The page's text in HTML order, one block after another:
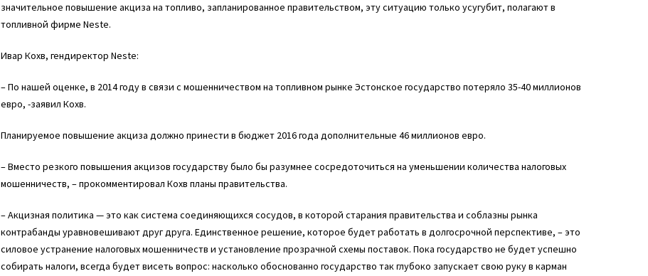
значительное повышение акциза на топливо, запланированное правительством, эту ситуацию только усугубит, полагают в
топливной фирме Neste.
Ивар Кохв, гендиректор Neste:
– По нашей оценке, в 2014 году в связи с мошенничеством на топливном рынке Эстонское государство потеряло 35-40 миллионов
евро, -заявил Кохв.
Планируемое повышение акциза должно принести в бюджет 2016 года дополнительные 46 миллионов евро.
– Вместо резкого повышения акцизов государству было бы разумнее сосредоточиться на уменьшении количества налоговых
мошенничеств, – прокомментировал Кохв планы правительства.
– Акцизная политика — это как система соединяющихся сосудов, в которой старания правительства и соблазны рынка
контрабанды уравновешивают друг друга. Единственное решение, которое будет работать в долгосрочной перспективе, – это
силовое устранение налоговых мошенничеств и установление прозрачной схемы поставок. Пока государство не будет успешно
собирать налоги, всегда будет висеть вопрос: насколько обоснованно государство так глубоко запускает свою руку в карман